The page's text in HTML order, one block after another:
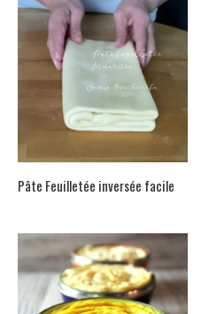
Pâte Feuilletée inversée facile